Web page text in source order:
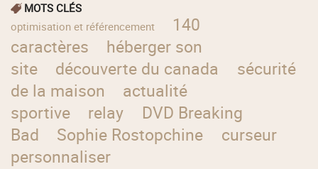
MOTS CLÉS
optimisation et référencement
140
caractères
héberger son
site
découverte du canada
sécurité
de la maison
actualité
sportive
relay
DVD Breaking
Bad
Sophie Rostopchine
curseur
personnaliser